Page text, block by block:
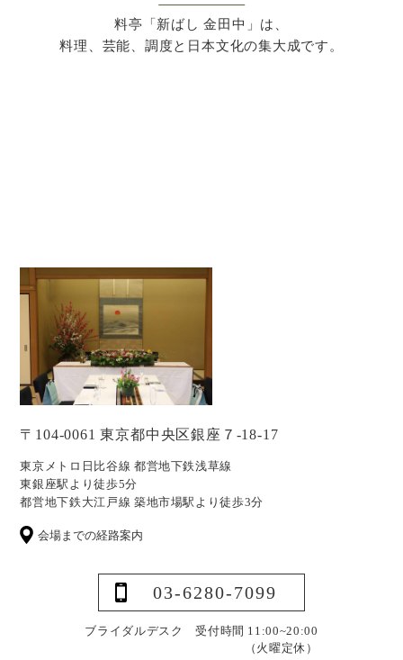
料亭「新ばし 金田中」は、
料理、芸能、調度と日本文化の集大成です。
〒104-0061 東京都中央区銀座７-18-17
東京メトロ日比谷線 都営地下鉄浅草線
東銀座駅より徒歩5分
都営地下鉄大江戸線 築地市場駅より徒歩3分
会場までの経路案内
03-6280-7099
ブライダルデスク 受付時間 11:00~20:00
（火曜定休）